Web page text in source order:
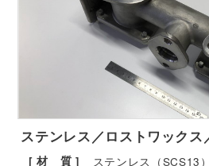
ステンレス／ロストワックス
[ 材 質 ] ステンレス（SCS13）